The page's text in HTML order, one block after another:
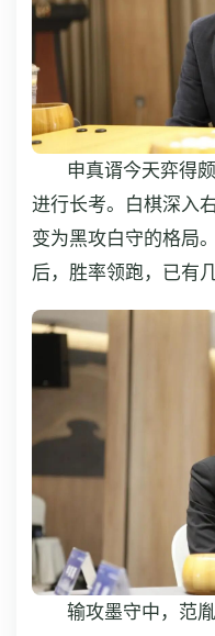
申真谞今天弈得
进行长考。白棋深入
变为黑攻白守的格局
后，胜率领跑，已有
输攻墨守中，范